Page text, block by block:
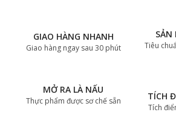
GIAO HÀNG NHANH
Giao hàng ngay sau 30 phút
SẢN
Tiêu
MỞ RA LÀ NẤU
Thực phẩm được sơ chế sẵn TÍCH
Tích